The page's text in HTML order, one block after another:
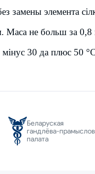
замены элемента
не больш за 0,8
30 да плюс 50
Беларуская
гандлёва-
палата